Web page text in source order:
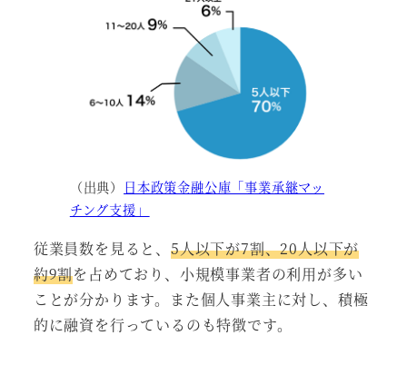
（出典） 日本政策金融公庫「事業承継マッ
チング支援」
従業員数を見ると、 5人以下が7割、20人以下が
約9割を占めており、小規模事業者の利用が多い
ことが分かります。また個人事業主に対し、積極
的に融資を行っているのも特徴です。